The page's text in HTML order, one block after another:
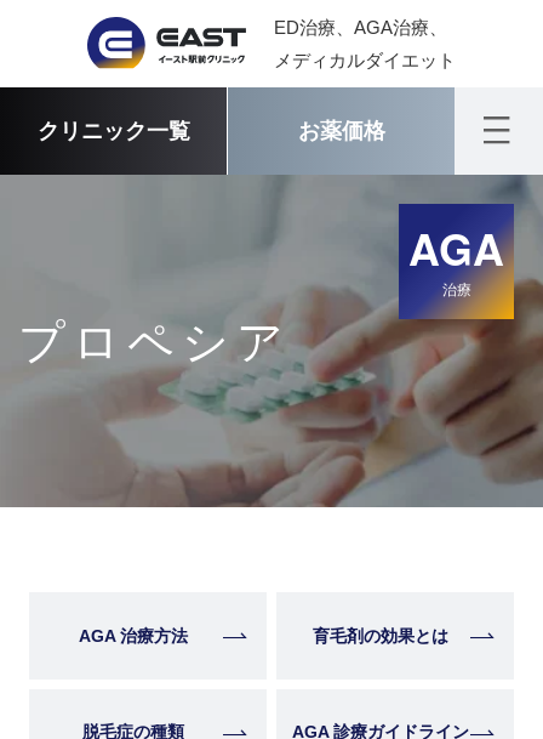
ED治療、AGA治療、
メディカルダイエット
クリニック一覧 お薬価格
AGA
治療
プロペシア
AGA 治療方法 育毛剤の効果とは
脱毛症の種類 AGA 診療ガイドライン